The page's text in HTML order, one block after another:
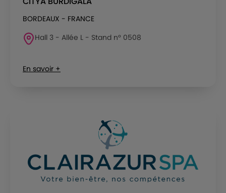
BORDEAUX - FRANCE
Hall 3 - Allée L - Stand n° 0508
En savoir +